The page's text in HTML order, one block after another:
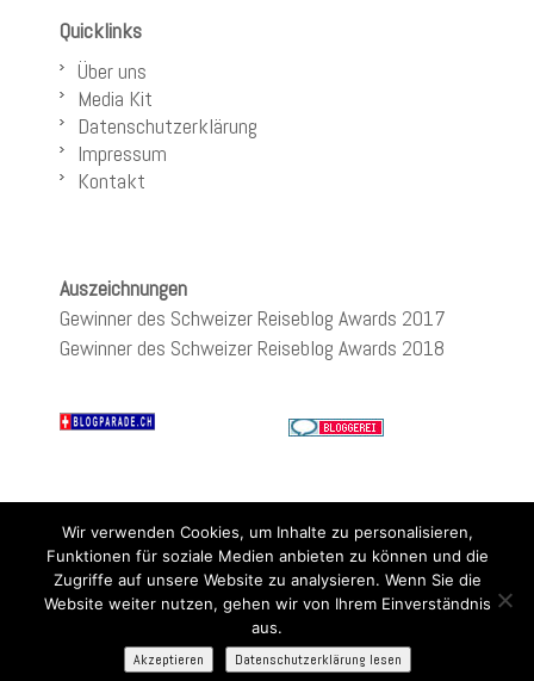
Quicklinks
Über uns
Media Kit
Datenschutzerklärung
Impressum
Kontakt
Auszeichnungen
Gewinner des Schweizer Reiseblog Awards 2017
Gewinner des Schweizer Reiseblog Awards 2018
Wir verwenden Cookies, um Inhalte zu personalisieren,
Funktionen für soziale Medien anbieten zu können und die
Zugriffe auf unsere Website zu analysieren. Wenn Sie die
Website weiter nutzen, gehen wir von Ihrem Einverständnis
aus.
Akzeptieren
Datenschutzerklärung lesen